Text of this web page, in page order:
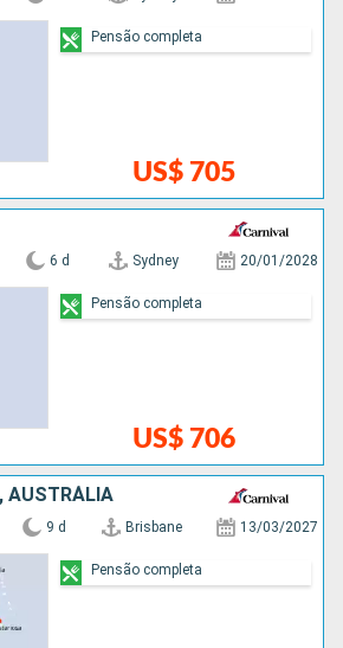
US$ 705
Pensão completa
6 d Sydney 20/01/2028
US$ 706
Pensão completa
AUSTRÁLIA
9 d Brisbane 13/03/2027
Pensão completa